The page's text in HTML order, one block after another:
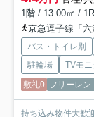
1階 / 13.00㎡ /
京急逗子線「
バス・トイレ別
駐輪場
TVモ
敷礼0 フリーレン
持ち込み物件大歓